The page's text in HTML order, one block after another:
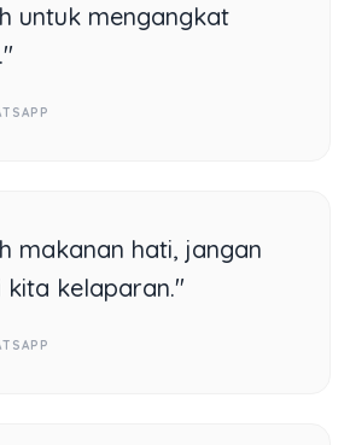
untuk mengangkat
makanan hati, jangan
kita kelaparan."